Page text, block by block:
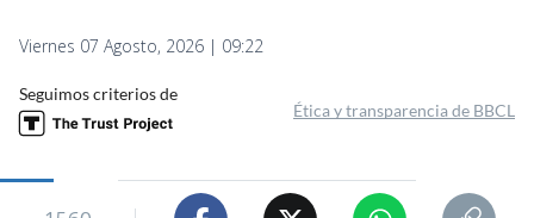
Viernes 07 Agosto, 2026 | 09:22
Seguimos criterios de
Ética y transparencia de BBCL